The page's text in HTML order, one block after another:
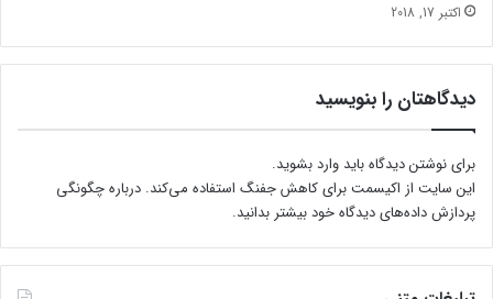
اکتبر 17, 2018
دیدگاهتان را بنویسید
برای نوشتن دیدگاه باید وارد بشوید.
این سایت از اکیسمت برای کاهش جفنگ استفاده می‌کند. درباره چگونگی
پردازش داده‌های دیدگاه خود بیشتر بدانید.